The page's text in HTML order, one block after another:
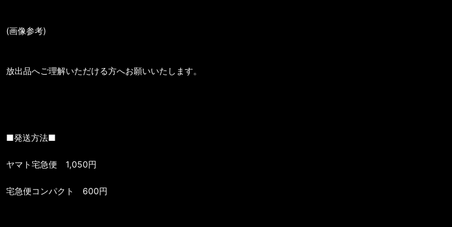
(画像参考)
放出品へご理解いただける方へお願いいたします。
■発送方法■
ヤマト宅急便 1,050円
宅急便コンパクト 600円